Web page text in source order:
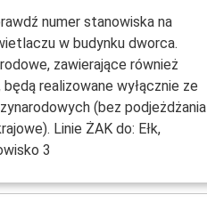
numer stanowiska na
w budynku dworca.
zawierające również
realizowane wyłącznie ze
(bez podjeżdżania
Linie ŻAK do: Ełk,
3